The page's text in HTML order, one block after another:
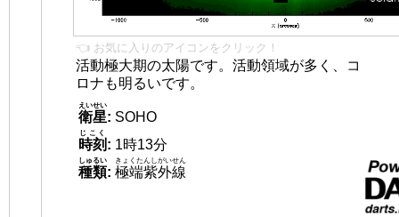
👈 お気に入りのアイコンをクリック！
活動極大期の太陽です。活動領域が多く、コ
ロナも明るいです。
衛星
えいせい
: SOHO
時刻
じこく
: 1時13分
種類
しゅるい
: 極端紫外線
きょくたんしがいせん